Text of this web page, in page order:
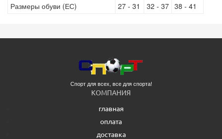
Размеры обуви (ЕС) 27 - 31 32 - 37 38 - 41
Спорт для всех, все для спорта!
КОМПАНИЯ
главная
оплата
доставка